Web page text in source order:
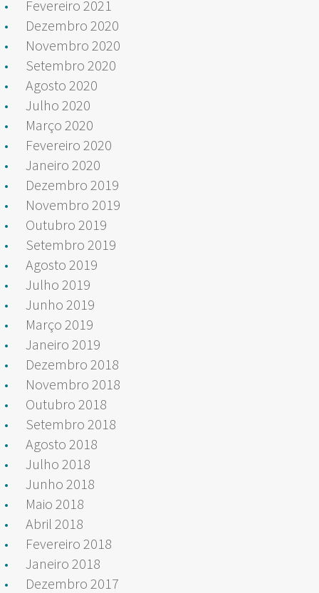
Fevereiro 2021
Dezembro 2020
Novembro 2020
Setembro 2020
Agosto 2020
Julho 2020
Março 2020
Fevereiro 2020
Janeiro 2020
Dezembro 2019
Novembro 2019
Outubro 2019
Setembro 2019
Agosto 2019
Julho 2019
Junho 2019
Março 2019
Janeiro 2019
Dezembro 2018
Novembro 2018
Outubro 2018
Setembro 2018
Agosto 2018
Julho 2018
Junho 2018
Maio 2018
Abril 2018
Fevereiro 2018
Janeiro 2018
Dezembro 2017